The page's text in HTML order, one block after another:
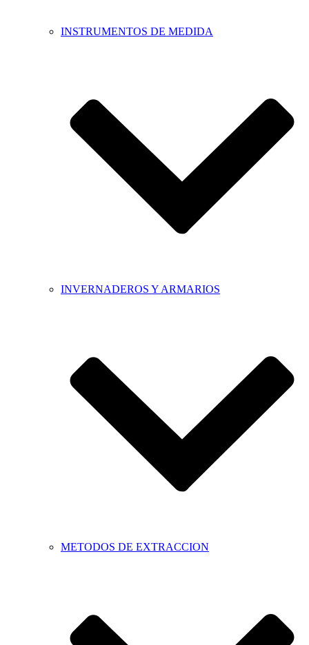
INSTRUMENTOS DE MEDIDA
INVERNADEROS Y ARMARIOS
METODOS DE EXTRACCION